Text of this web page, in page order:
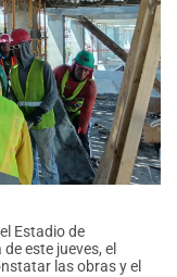
Estadio de
este jueves, el
las obras y el